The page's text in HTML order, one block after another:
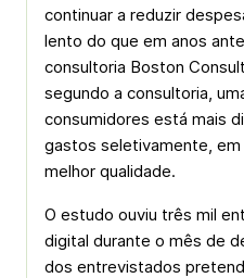
continuar a reduzir
lento do que em anos
consultoria Boston
segundo a consultoria,
consumidores está mais
gastos seletivamente,
melhor qualidade.
O estudo ouviu três mil
digital durante o mês de
dos entrevistados